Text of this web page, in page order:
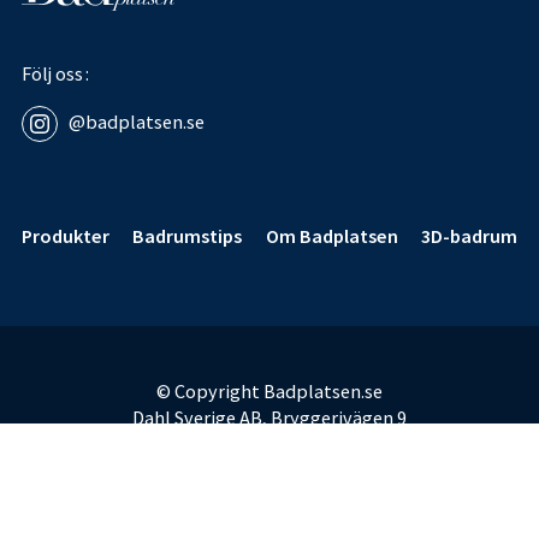
Följ oss
@badplatsen.se
Produkter
Badrumstips Om Badplatsen 3D-badrum
© Copyright Badplatsen.se
Dahl Sverige AB, Bryggerivägen 9